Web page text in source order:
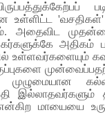
உள்ளிட்ட
அதைவிட
அதிகம்
உள்ளவர்களையும்
முழுமையான
இல்லாதவர்களும்
என்கிற மாயையை